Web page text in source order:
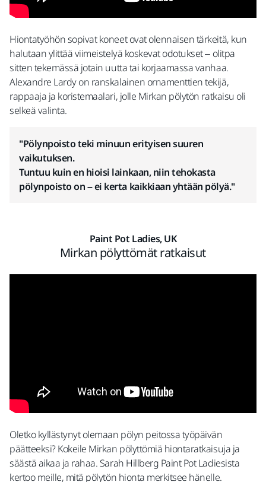
Hiontatyöhön sopivat koneet ovat olennaisen tärkeitä, kun
halutaan ylittää viimeistelyä koskevat odotukset – olitpa
sitten tekemässä jotain uutta tai korjaamassa vanhaa.
Alexandre Lardy on ranskalainen ornamenttien tekijä,
rappaaja ja koristemaalari, jolle Mirkan pölytön ratkaisu oli
selkeä valinta.
"Pölynpoisto teki minuun erityisen suuren
vaikutuksen.
Tuntuu kuin en hioisi lainkaan, niin tehokasta
pölynpoisto on – ei kerta kaikkiaan yhtään pölyä."
Paint Pot Ladies, UK
Mirkan pölyttömät ratkaisut
Oletko kyllästynyt olemaan pölyn peitossa työpäivän
päätteeksi? Kokeile Mirkan pölyttömiä hiontaratkaisuja ja
säästä aikaa ja rahaa. Sarah Hillberg Paint Pot Ladiesista
kertoo meille, mitä pölytön hionta merkitsee hänelle.